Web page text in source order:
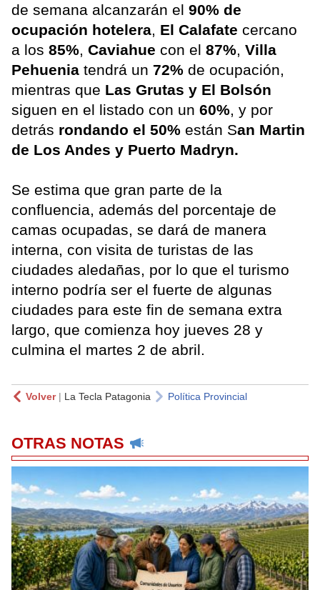
de semana alcanzarán el 90% de
ocupación hotelera, El Calafate cercano
a los 85%, Caviahue con el 87%, Villa
Pehuenia tendrá un 72% de ocupación,
mientras que Las Grutas y El Bolsón
siguen en el listado con un 60%, y por
detrás rondando el 50% están San Martin
de Los Andes y Puerto Madryn.
Se estima que gran parte de la
confluencia, además del porcentaje de
camas ocupadas, se dará de manera
interna, con visita de turistas de las
ciudades aledañas, por lo que el turismo
interno podría ser el fuerte de algunas
ciudades para este fin de semana extra
largo, que comienza hoy jueves 28 y
culmina el martes 2 de abril.
Volver| La Tecla Patagonia Política Provincial
OTRAS NOTAS